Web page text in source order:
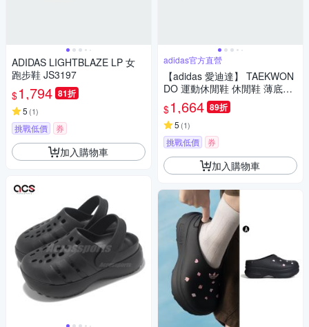
ADIDAS LIGHTBLAZE LP 女
跑步鞋 JS3197
$1,794 81折
5 (1)
挑戰低價 券
加入購物車
adidas官方直營
【adidas 愛迪達】 TAEKWON
DO 運動休閒鞋 休閒鞋 薄底鞋
男鞋/女鞋 - Originals JS1193
$1,664 89折
5 (1)
挑戰低價 券
加入購物車